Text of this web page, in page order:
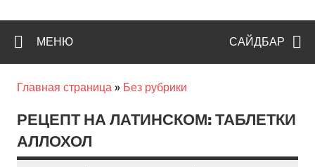
САЙДБАР
МЕНЮ
Главная страница » Без рубрики
РЕЦЕПТ НА ЛАТИНСКОМ: ТАБЛЕТКИ
АЛЛОХОЛ